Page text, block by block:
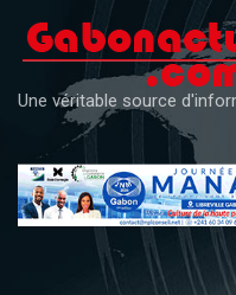
content
Une véritable source